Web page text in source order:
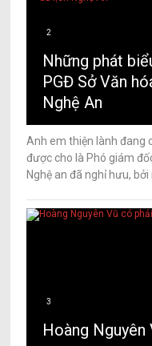
2
Những phát
PGĐ Sở Văn
Nghệ An
Anh em thiện lành đang
được cho là Phó giám
Nghệ an đã nghỉ hưu, bởi
3
Hoàng Nguyên